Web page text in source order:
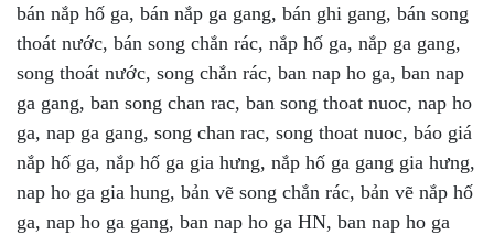
bán nắp hố ga, bán nắp ga gang, bán ghi gang, bán song
thoát nước, bán song chắn rác, nắp hố ga, nắp ga gang,
song thoát nước, song chắn rác, ban nap ho ga, ban nap
ga gang, ban song chan rac, ban song thoat nuoc, nap ho
ga, nap ga gang, song chan rac, song thoat nuoc, báo giá
nắp hố ga, nắp hố ga gia hưng, nắp hố ga gang gia hưng,
nap ho ga gia hung, bản vẽ song chắn rác, bản vẽ nắp hố
ga, nap ho ga gang, ban nap ho ga HN, ban nap ho ga